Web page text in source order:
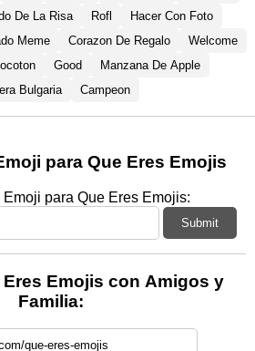
De La Risa Rofl
Hacer Con Foto
Meme Corazon De Regalo
Welcome
Good
Manzana De Apple
Bulgaria
Campeon
para Que Eres Emojis
para Que Eres Emojis:
Submit
Eres Emojis con Amigos y
Familia: